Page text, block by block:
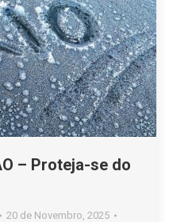
– Proteja-se do
20 de Novembro, 2025